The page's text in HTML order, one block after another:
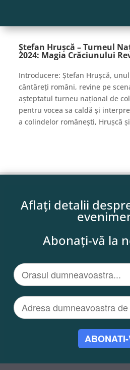
Ștefan Hrușcă – Turneul
2024: Magia Crăciunului
Introducere: Ștefan Hrușcă,
cântăreți români, revine pe
așteptatul turneu național de
pentru vocea sa caldă și
a colindelor românești, Hrușcă
Aflați detalii
Abonați-vă la